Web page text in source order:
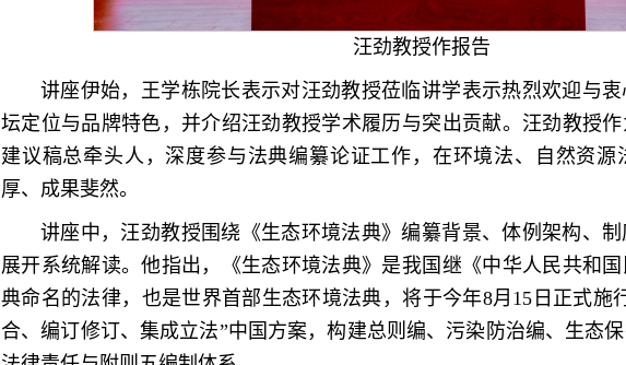
汪劲教授作报告
讲座伊始，王学栋院长表示对汪劲教授莅临讲学表示热烈欢迎与
坛定位与品牌特色，并介绍汪劲教授学术履历与突出贡献。汪劲教授
建议稿总牵头人，深度参与法典编纂论证工作，在环境法、自然资源
厚、成果斐然。
讲座中，汪劲教授围绕《生态环境法典》编纂背景、体例架构、
展开系统解读。他指出，《生态环境法典》是我国继《中华人民共和
典命名的法律，也是世界首部生态环境法典，将于今年8月15日正式施
合、编订修订、集成立法”中国方案，构建总则编、污染防治编、生态保